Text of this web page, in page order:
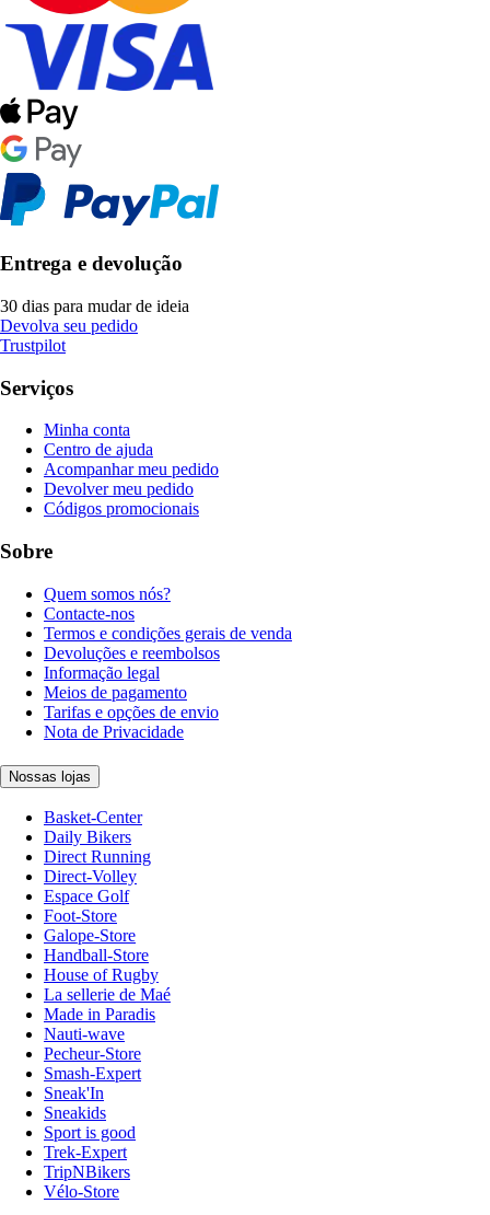
Entrega e devolução
30 dias para mudar de ideia
Devolva seu pedido
Trustpilot
Serviços
Minha conta
Centro de ajuda
Acompanhar meu pedido
Devolver meu pedido
Códigos promocionais
Sobre
Quem somos nós?
Contacte-nos
Termos e condições gerais de venda
Devoluções e reembolsos
Informação legal
Meios de pagamento
Tarifas e opções de envio
Nota de Privacidade
Nossas lojas
Basket-Center
Daily Bikers
Direct Running
Direct-Volley
Espace Golf
Foot-Store
Galope-Store
Handball-Store
House of Rugby
La sellerie de Maé
Made in Paradis
Nauti-wave
Pecheur-Store
Smash-Expert
Sneak'In
Sneakids
Sport is good
Trek-Expert
TripNBikers
Vélo-Store